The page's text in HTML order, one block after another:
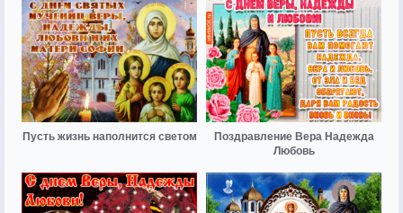
Пусть жизнь наполнится светом
Поздравление Вера Надежда
Любовь